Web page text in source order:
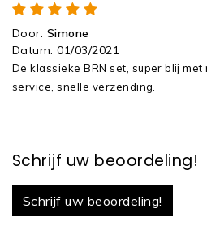
Door: Simone
Datum:01/03/2021
De klassieke BRN set, super blij
service, snelle verzending.
Schrijf uw beoordeling!
Schrijf uw beoordeling!